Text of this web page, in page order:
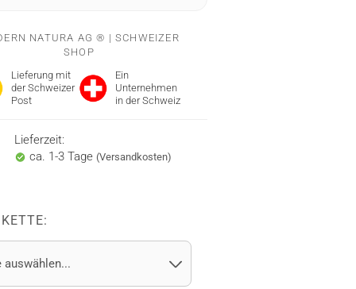
NATURA AG ® | SCHWEIZER
SHOP
Lieferung mit
der Schweizer
Post
Ein
Unternehmen
in der Schweiz
Lieferzeit:
ca. 1-3 Tage (Versandkosten)